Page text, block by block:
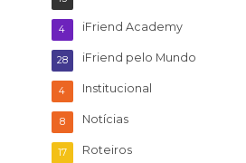
iFriend Academy
4
iFriend pelo Mundo
28
Institucional
4
Notícias
8
Roteiros
17